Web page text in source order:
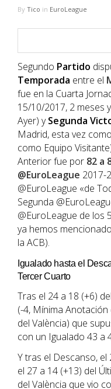
By Tico in EuroLeague
Segundo Partido
Temporada entre el
fue en la Cuarta
15/10/2017, 2 meses
Ayer) ySegunda
Madrid, esta vez
como Equipo
Anterior fue por 82 a
@EuroLeague 2017-
@EuroLeague «de
Segunda
@EuroLeague de los
ya hemos
la ACB).
Igualado hasta el
Tercer Cuarto
Tras el 24 a 18 (+6)
(-4, Mínima
del València) que
con un Igualado 43 a
Y tras el Descanso,
el 27 a 14 (+13) del
del València que vio